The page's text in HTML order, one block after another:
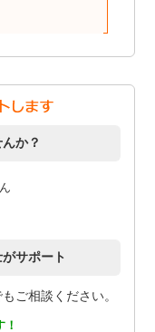
か？
サポート
ご相談ください。